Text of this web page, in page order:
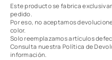
Este producto se fabrica
pedido.
Por eso, no aceptamos
color.
Solo reemplazamos artículos
Consulta nuestra Política de
información.